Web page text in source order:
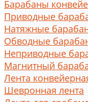
Барабаны
Приводные
Натяжные
Обводные
Неприводные
Магнитный
Лента
Шевронная лента